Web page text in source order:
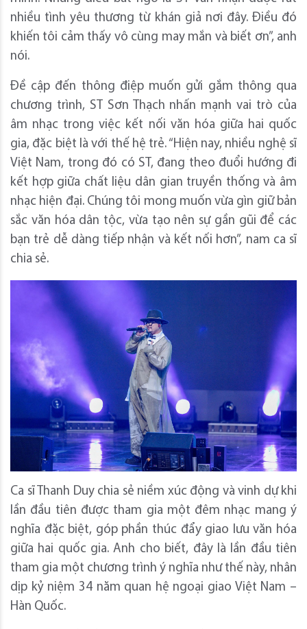
nhiều tình yêu thương từ khán giả nơi đây. Điều đó
khiến tôi cảm thấy vô cùng may mắn và biết ơn”, anh
nói.
Đề cập đến thông điệp muốn gửi gắm thông qua
chương trình, ST Sơn Thạch nhấn mạnh vai trò của
âm nhạc trong việc kết nối văn hóa giữa hai quốc
gia, đặc biệt là với thế hệ trẻ. “Hiện nay, nhiều nghệ sĩ
Việt Nam, trong đó có ST, đang theo đuổi hướng đi
kết hợp giữa chất liệu dân gian truyền thống và âm
nhạc hiện đại. Chúng tôi mong muốn vừa gìn giữ bản
sắc văn hóa dân tộc, vừa tạo nên sự gần gũi để các
bạn trẻ dễ dàng tiếp nhận và kết nối hơn”, nam ca sĩ
chia sẻ.
Ca sĩ Thanh Duy chia sẻ niềm xúc động và vinh dự khi
lần đầu tiên được tham gia một đêm nhạc mang ý
nghĩa đặc biệt, góp phần thúc đẩy giao lưu văn hóa
giữa hai quốc gia. Anh cho biết, đây là lần đầu tiên
tham gia một chương trình ý nghĩa như thế này, nhân
dịp kỷ niệm 34 năm quan hệ ngoại giao Việt Nam –
Hàn Quốc.